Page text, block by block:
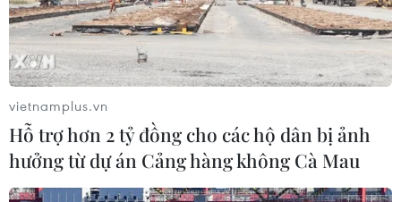
vietnamplus.vn
Hỗ trợ hơn 2 tỷ đồng cho các hộ dân bị ảnh
hưởng từ dự án Cảng hàng không Cà Mau